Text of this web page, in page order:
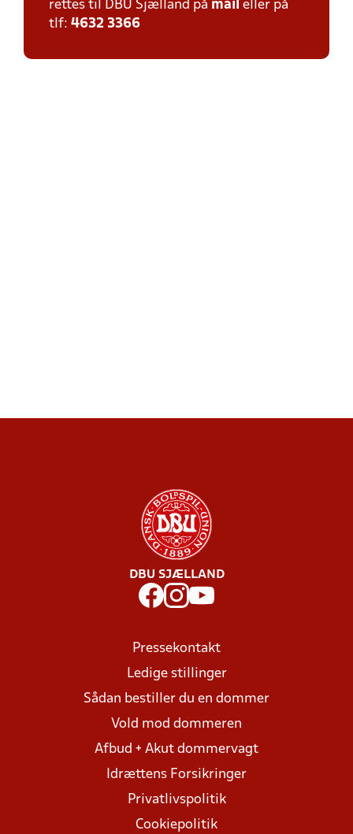
rettes til DBU Sjælland på mail eller på
tlf: 4632 3366
DBU SJÆLLAND
Pressekontakt
Ledige stillinger
Sådan bestiller du en dommer
Vold mod dommeren
Afbud + Akut dommervagt
Idrættens Forsikringer
Privatlivspolitik
Cookiepolitik